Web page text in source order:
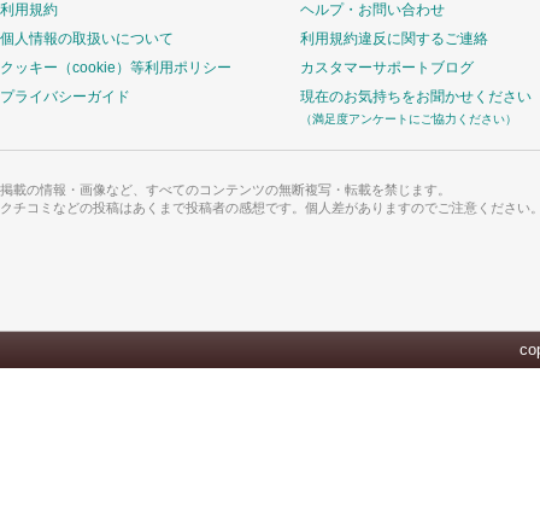
利用規約
個人情報の取扱いについて
クッキー（cookie）等利用ポリシー
プライバシーガイド
ヘルプ・お問い合わせ
利用規約違反に関するご連絡
カスタマーサポートブログ
現在のお気持ちをお聞かせください
（満足度アンケートにご協力ください）
掲載の情報・画像など、すべてのコンテンツの無断複写・転載を禁じます。
クチコミなどの投稿はあくまで投稿者の感想です。個人差がありますのでご注意ください